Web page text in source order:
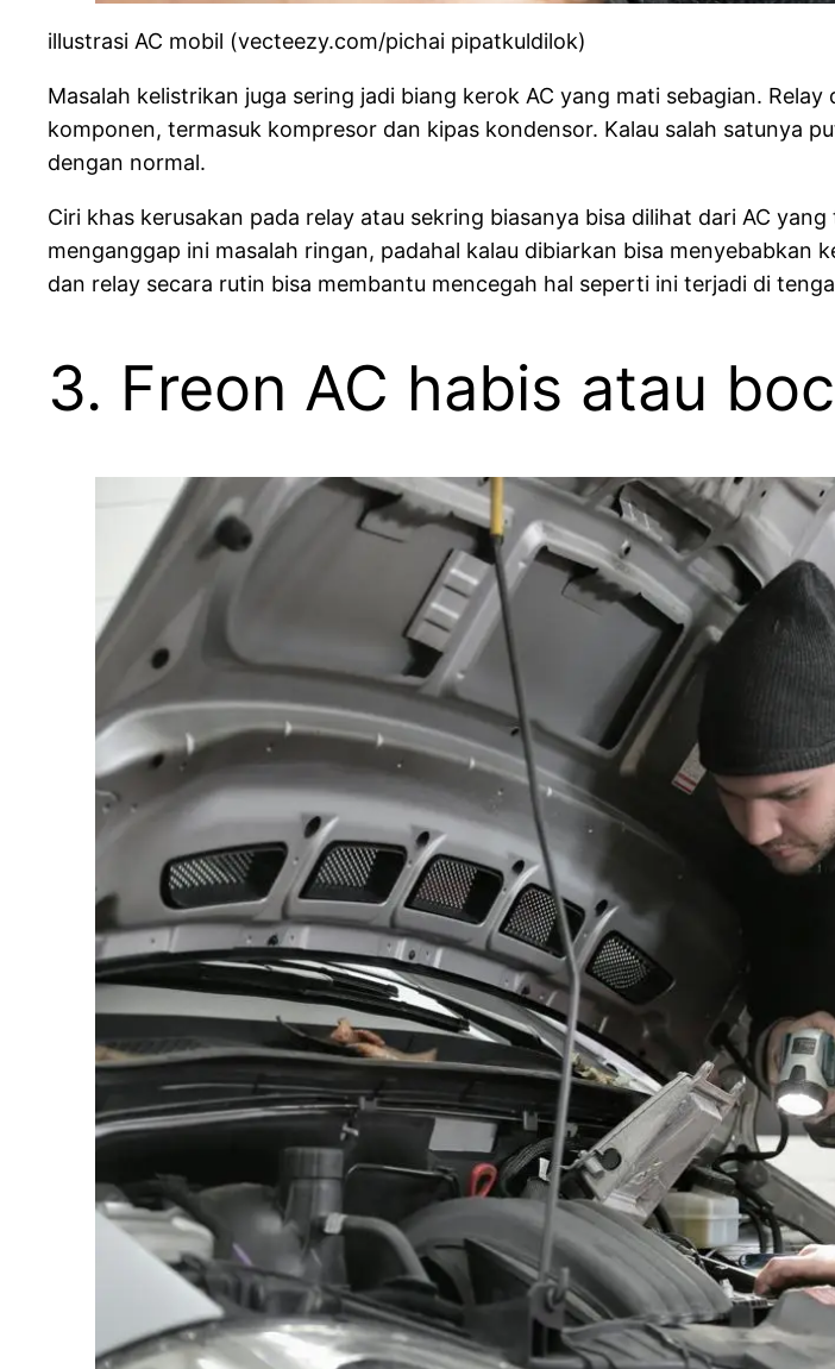
illustrasi AC mobil (vecteezy.com/pichai pipatkuldilok)
Masalah kelistrikan juga sering jadi biang kerok AC yang mati sebagian.
komponen, termasuk kompresor dan kipas kondensor. Kalau salah satunya
dengan normal.
Ciri khas kerusakan pada relay atau sekring biasanya bisa dilihat dari AC
menganggap ini masalah ringan, padahal kalau dibiarkan bisa
dan relay secara rutin bisa membantu mencegah hal seperti ini terjadi di
3. Freon AC habis atau